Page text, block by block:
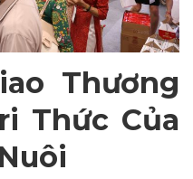
Thương
Thức Của